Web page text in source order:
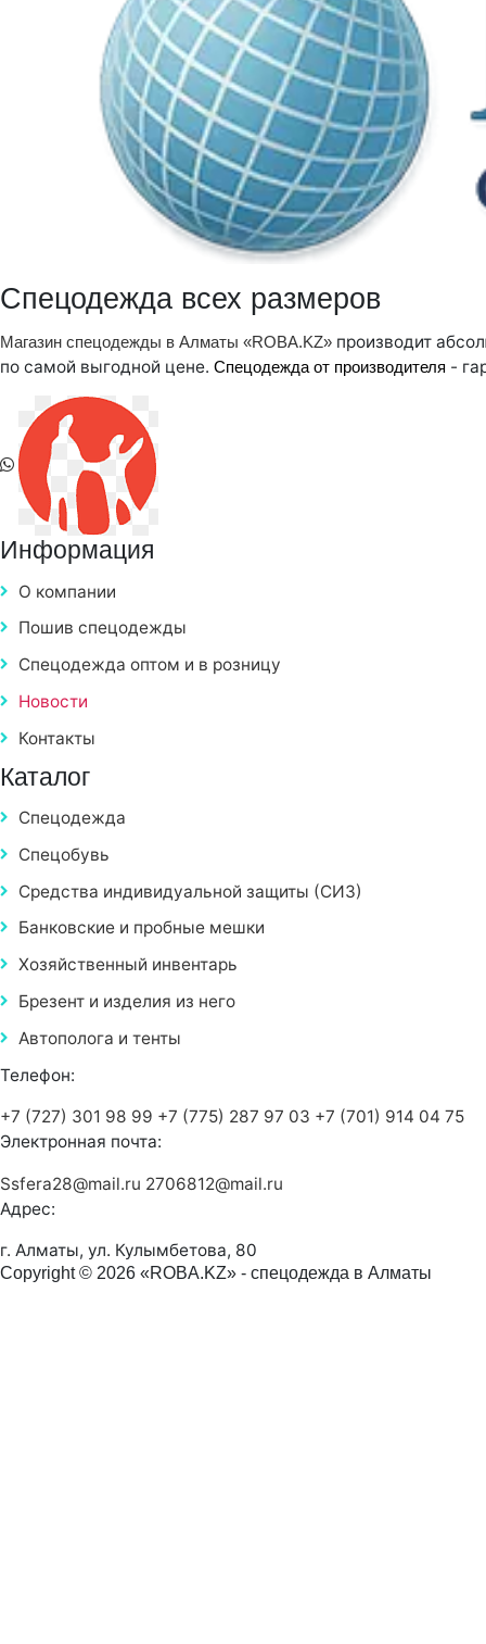
Спецодежда всех размеров
Магазин спецодежды в Алматы «ROBA.KZ» производит
по самой выгодной цене. Спецодежда от производителя -
Информация
О компании
Пошив спецодежды
Спецодежда оптом и в розницу
Новости
Контакты
Каталог
Спецодежда
Спецобувь
Средства индивидуальной защиты (СИЗ)
Банковские и пробные мешки
Хозяйственный инвентарь
Брезент и изделия из него
Автополога и тенты
Телефон:
+7 (727) 301 98 99 +7 (775) 287 97 03 +7 (701) 914 04 75
Электронная почта:
Ssfera28@mail.ru 2706812@mail.ru
Адрес:
г. Алматы, ул. Кулымбетова, 80
Copyright © 2026 «ROBA.KZ» - спецодежда в Алматы